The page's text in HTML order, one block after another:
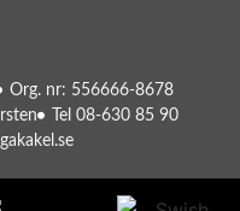
Org. nr: 556666-8678
Tel 08-630 85 90